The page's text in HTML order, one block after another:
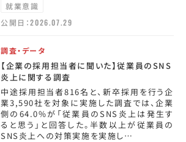
就業意識
公開日：2026.07.29
調査・データ
【企業の採用担当者に聞いた】従業員のSNS
炎上に関する調査
中途採用担当者816名と、新卒採用を行う企
業3,590社を対象に実施した調査では、企業
側の64.0%が「従業員のSNS炎上は発生す
ると思う」と回答した。半数以上が従業員の
SNS炎上への対策実施を実施し…